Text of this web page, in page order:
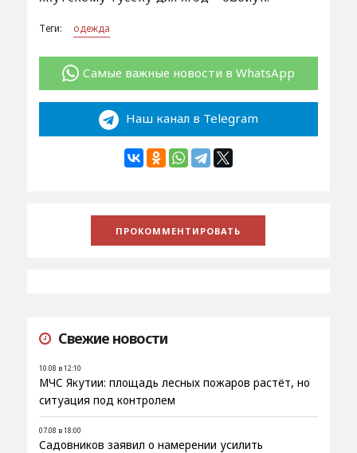
Теги: одежда
Самые важные новости в WhatsApp
Наш канал в Telegram
Свежие новости
10.08 в 12:10
МЧС Якутии: площадь лесных пожаров растёт, но
ситуация под контролем
07.08 в 18:00
Садовников заявил о намерении усилить